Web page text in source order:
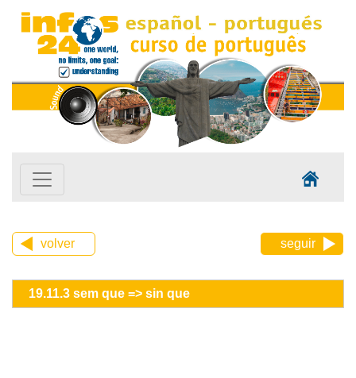
volver seguir
19.11.3 sem que => sin que